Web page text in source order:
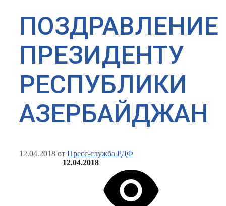
ПОЗДРАВЛЕНИЕ
ПРЕЗИДЕНТУ
РЕСПУБЛИКИ
АЗЕРБАЙДЖАН
12.04.2018 от Пресс-служба РДФ
12.04.2018